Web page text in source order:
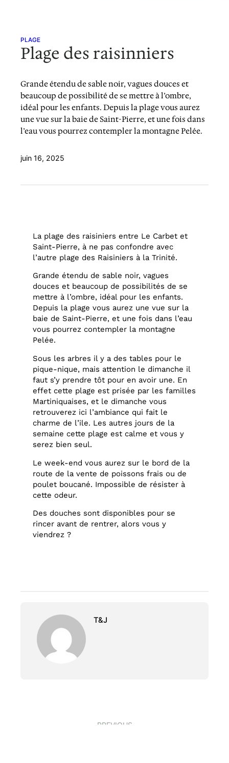
PLAGE
Plage des raisinniers
Grande étendu de sable noir, vagues douces et
beaucoup de possibilité de se mettre à l’ombre,
idéal pour les enfants. Depuis la plage vous aurez
une vue sur la baie de Saint-Pierre, et une fois dans
l’eau vous pourrez contempler la montagne Pelée.
juin 16, 2025
La plage des raisiniers entre Le Carbet et
Saint-Pierre, à ne pas confondre avec
l’autre plage des Raisiniers à la Trinité.
Grande étendu de sable noir, vagues
douces et beaucoup de possibilités de se
mettre à l’ombre, idéal pour les enfants.
Depuis la plage vous aurez une vue sur la
baie de Saint-Pierre, et une fois dans l’eau
vous pourrez contempler la montagne
Pelée.
Sous les arbres il y a des tables pour le
pique-nique, mais attention le dimanche il
faut s’y prendre tôt pour en avoir une. En
effet cette plage est prisée par les familles
Martiniquaises, et le dimanche vous
retrouverez ici l’ambiance qui fait le
charme de l’ile. Les autres jours de la
semaine cette plage est calme et vous y
serez bien seul.
Le week-end vous aurez sur le bord de la
route de la vente de poissons frais ou de
poulet boucané. Impossible de résister à
cette odeur.
Des douches sont disponibles pour se
rincer avant de rentrer, alors vous y
viendrez ?
T&J
PREVIOUS